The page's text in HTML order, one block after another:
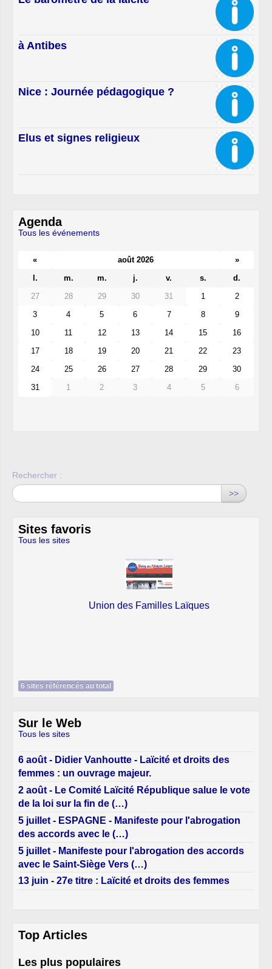
à Antibes
Nice : Journée pédagogique ?
Elus et signes religieux
Agenda
Tous les événements
« août 2026
»
l.
m. m. j. v. s.
d.
27
28 29 30 31 1
2
3
4 5 6 7 8
9
10
11 12 13 14 15
16
17
18 19 20 21 22
23
24
25 26 27 28 29
30
31
1 2 3 4 5 6
Rechercher :
>>
Sites favoris
Tous les sites
Union des Familles Laïques
Sur le Web
Tous les sites
6 août - Didier Vanhoutte - Laïcité et droits des
femmes : un ouvrage majeur.
de la loi sur la fin de (…)
des accords avec le (…)
avec le Saint-Siège Vers (…)
Top Articles